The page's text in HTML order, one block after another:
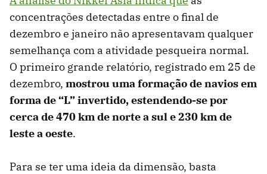
concentrações detectadas entre o final de
dezembro e janeiro não apresentavam qualquer
semelhança com a atividade pesqueira normal.
O primeiro grande relatório, registrado em 25 de
dezembro, mostrou uma formação de navios em
forma de “L” invertido, estendendo-se por
cerca de 470 km de norte a sul e 230 km de
leste a oeste.
Para se ter uma ideia da dimensão, basta